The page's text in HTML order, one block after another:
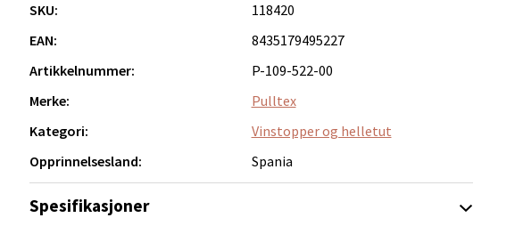
SKU:
118420
EAN:
8435179495227
Artikkelnummer:
P-109-522-00
Merke:
Pulltex
Kategori:
Vinstopper og helletut
Opprinnelsesland:
Spania
Spesifikasjoner
Velg